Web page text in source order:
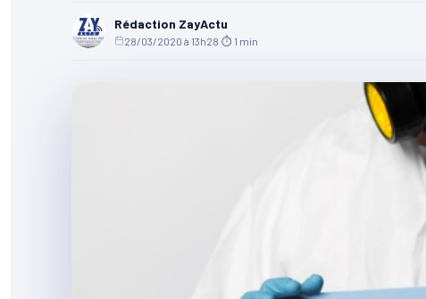
Rédaction ZayActu
28/03/2020 à 13h28 ⏱ 1 min